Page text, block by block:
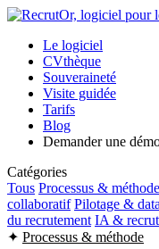
Le logiciel
CVthèque
Souveraineté
Visite guidée
Tarifs
Blog
Demander une
Catégories
Tous Processus & méthode
collaboratif Pilotage &
du recrutement IA &
✦ Processus & méthode